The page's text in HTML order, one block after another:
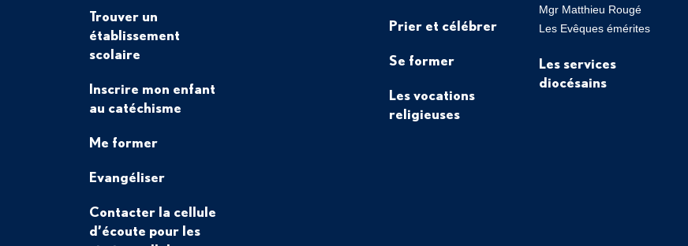
Trouver un
établissement
scolaire
Inscrire mon enfant
au catéchisme
Me former
Evangéliser
Contacter la cellule
d’écoute pour les
Prier et célébrer
Se former
Les vocations
religieuses
Mgr Matthieu Rougé
Les Evêques émérites
Les services
diocésains